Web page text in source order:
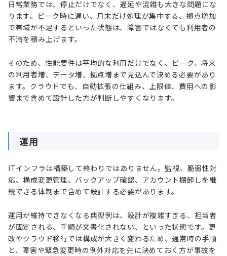
日常業務では、停止だけでなく、遅延や混雑も大きな問題にな
ります。ピーク時に遅い、月末だけ処理が集中する、拠点増加
で帯域が不足するといった状態は、障害ではなくても利用者の
不満を積み上げます。
そのため、性能要件は平均的な利用だけでなく、ピーク、将来
の利用者増、データ増、拠点増まで見込んで決める必要があり
ます。クラウドでも、自動拡張の仕組み、上限値、費用への影
響まで含めて設計した方が判断しやすくなります。
運用
ITインフラは構築して終わりではありません。監視、脆弱性対
応、構成変更管理、バックアップ確認、アカウント棚卸しを継
続できる体制まで含めて設計する必要があります。
運用が維持できなくなる典型例は、設計が複雑すぎる、担当者
が固定される、手順が文書化されない、といった状態です。更
改やクラウド移行では構成が大きく変わるため、通常時の手順
と、障害や緊急変更時の例外対応を先に決めておく方が事故を